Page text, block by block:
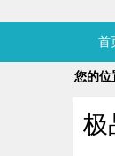
首
您的位
极